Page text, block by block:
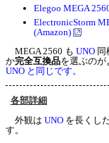
Elegoo MEGA
ElectronicStorm
(Amazon)
MEGA 2560 もUNO
か完全互換品を選ぶのが
UNO と同じです。
各部詳細
外観はUNO を長くし
す。